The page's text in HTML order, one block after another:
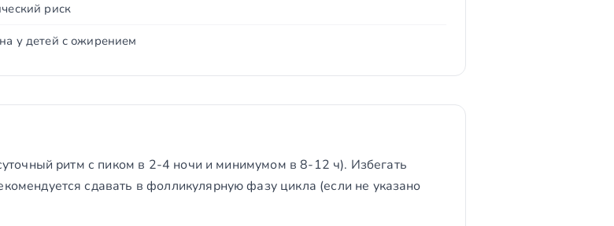
риск
у детей с ожирением
ритм с пиком в 2-4 ночи и минимумом в 8-12 ч). Избегать
сдавать в фолликулярную фазу цикла (если не указано